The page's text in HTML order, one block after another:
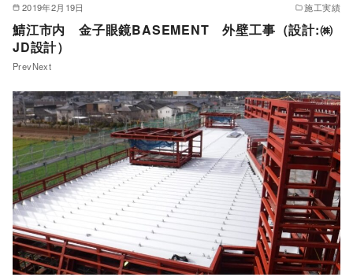
2019年2月19日 施工実績
鯖江市内 金子眼鏡BASEMENT 外壁工事（設計:㈱
JD設計）
PrevNext